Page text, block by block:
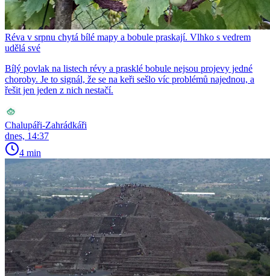
Réva v srpnu chytá bílé mapy a bobule praskají. Vlhko s vedrem
udělá své
Bílý povlak na listech révy a prasklé bobule nejsou projevy jedné
choroby. Je to signál, že se na keři sešlo víc problémů najednou, a
řešit jen jeden z nich nestačí.
Chalupáři-Zahrádkáři
dnes, 14:37
4 min